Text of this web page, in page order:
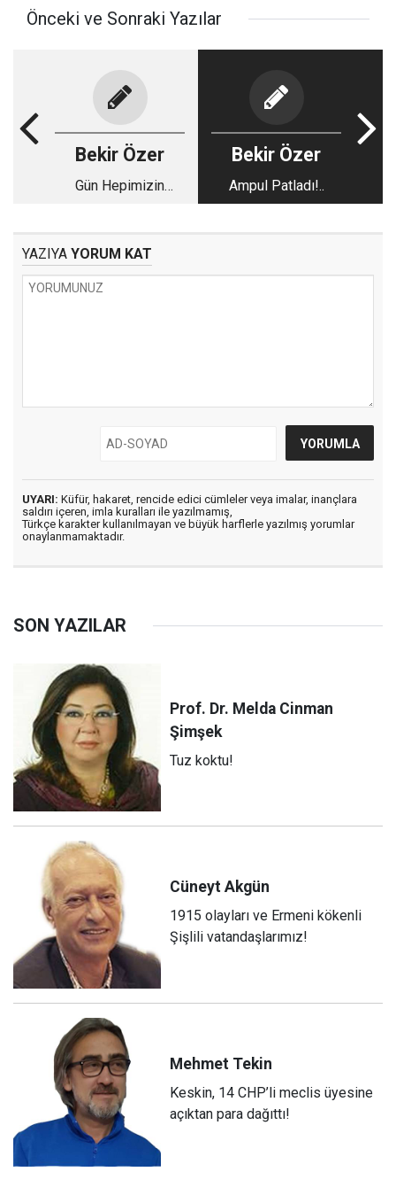
Önceki ve Sonraki Yazılar
Bekir Özer
Gün Hepimizin
Bekir Özer
Ampul Patladı!..
YAZIYA YORUM KAT
UYARI: Küfür, hakaret, rencide edici cümleler veya imalar, inançlara
saldırı içeren, imla kuralları ile yazılmamış,
Türkçe karakter kullanılmayan ve büyük harflerle yazılmış yorumlar
onaylanmamaktadır.
SON YAZILAR
Prof. Dr. Melda Cinman
Şimşek
Tuz koktu!
CüneytAkgün
1915 olayları ve Ermeni kökenli
Şişlili vatandaşlarımız!
Mehmet Tekin
Keskin, 14 CHP’li meclis üyesine
açıktan para dağıttı!